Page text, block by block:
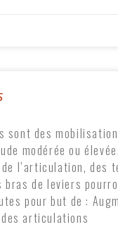
sont des
modérée ou
l’articulation, des
bras de leviers
pour but de :
des articulations